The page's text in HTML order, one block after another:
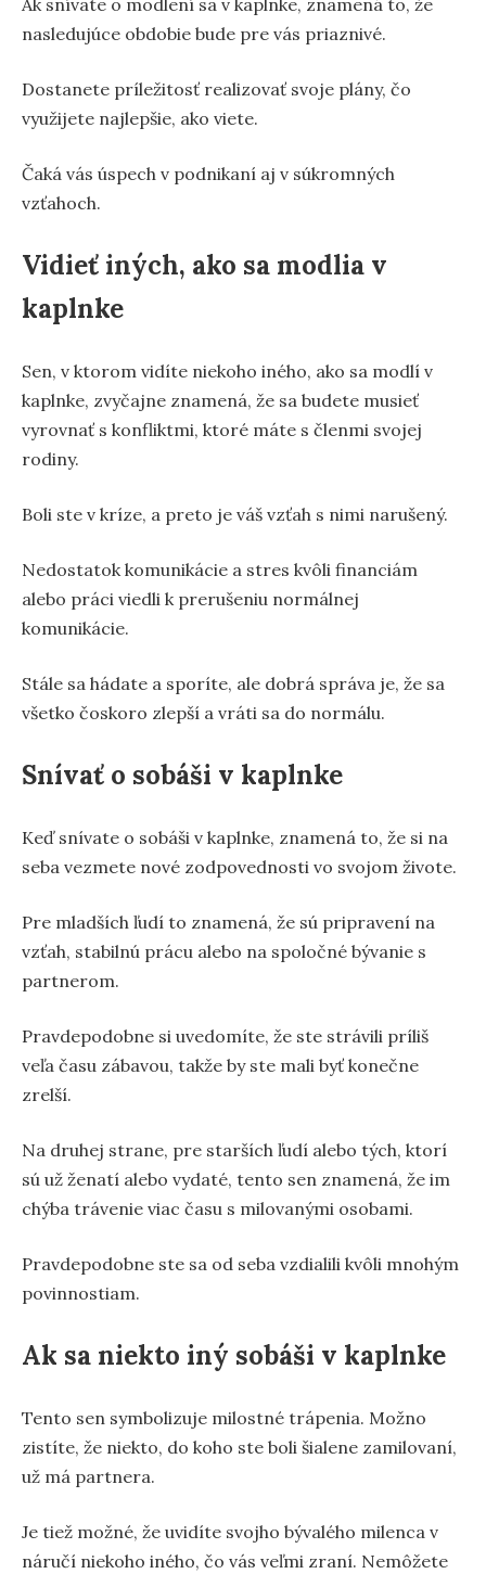
nasledujúce obdobie bude pre vás priaznivé.
Dostanete príležitosť realizovať svoje plány, čo
využijete najlepšie, ako viete.
Čaká vás úspech v podnikaní aj v súkromných
vzťahoch.
Vidieť iných, ako sa modlia v
kaplnke
Sen, v ktorom vidíte niekoho iného, ako sa modlí v
kaplnke, zvyčajne znamená, že sa budete musieť
vyrovnať s konfliktmi, ktoré máte s členmi svojej
rodiny.
Boli ste v kríze, a preto je váš vzťah s nimi narušený.
Nedostatok komunikácie a stres kvôli financiám
alebo práci viedli k prerušeniu normálnej
komunikácie.
Stále sa hádate a sporíte, ale dobrá správa je, že sa
všetko čoskoro zlepší a vráti sa do normálu.
Snívať o sobáši v kaplnke
Keď snívate o sobáši v kaplnke, znamená to, že si na
seba vezmete nové zodpovednosti vo svojom živote.
Pre mladších ľudí to znamená, že sú pripravení na
vzťah, stabilnú prácu alebo na spoločné bývanie s
partnerom.
Pravdepodobne si uvedomíte, že ste strávili príliš
veľa času zábavou, takže by ste mali byť konečne
zrelší.
Na druhej strane, pre starších ľudí alebo tých, ktorí
sú už ženatí alebo vydaté, tento sen znamená, že im
chýba trávenie viac času s milovanými osobami.
Pravdepodobne ste sa od seba vzdialili kvôli mnohým
povinnostiam.
Ak sa niekto iný sobáši v kaplnke
Tento sen symbolizuje milostné trápenia. Možno
zistíte, že niekto, do koho ste boli šialene zamilovaní,
už má partnera.
Je tiež možné, že uvidíte svojho bývalého milenca v
náručí niekoho iného, čo vás veľmi zraní. Nemôžete